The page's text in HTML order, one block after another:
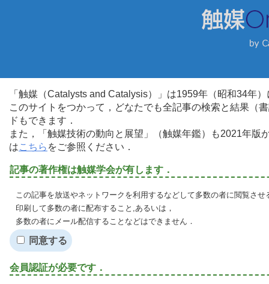
「触媒（Catalysts and Catalysis）」は1959年（昭和34年
このサイトをつかって，どなたでも全記事の検索と結果（
ドもできます．
また，「触媒技術の動向と展望」（触媒年鑑）も2021年
はこちら をご参照ください．
記事の著作権は触媒学会が有します．
この記事を放送やネットワークを利用するなどして多数の者に閲覧させ
印刷して多数の者に配布すること,あるいは，
多数の者にメール配信することなどはできません．
同意する
会員認証が必要です．